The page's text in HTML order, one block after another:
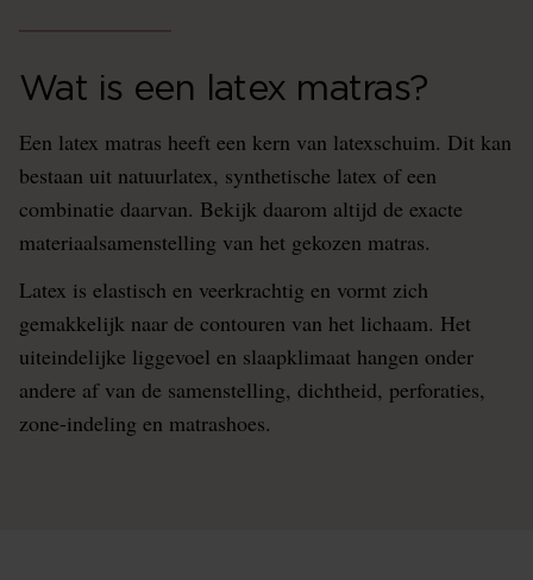
Wat is een latex matras?
Een latex matras heeft een kern van latexschuim. Dit kan
bestaan uit natuurlatex, synthetische latex of een
combinatie daarvan. Bekijk daarom altijd de exacte
materiaalsamenstelling van het gekozen matras.
Latex is elastisch en veerkrachtig en vormt zich
gemakkelijk naar de contouren van het lichaam. Het
uiteindelijke liggevoel en slaapklimaat hangen onder
andere af van de samenstelling, dichtheid, perforaties,
zone-indeling en matrashoes.